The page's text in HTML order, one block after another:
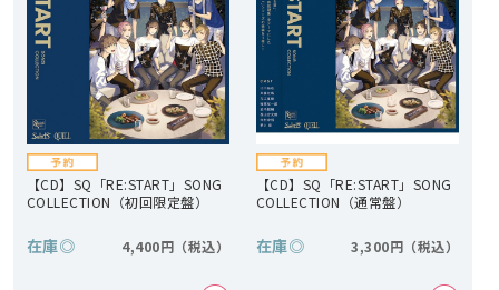
【CD】SQ「RE:START」SONG
COLLECTION（初回限定盤）
在庫◎ 4,400円
【CD】SQ「RE:START」SONG
COLLECTION（通常盤）
在庫◎ 3,300円